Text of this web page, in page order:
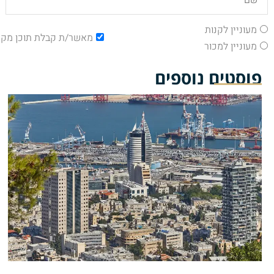
מעוניין לקנות
מעוניין למכור
מאשר/ת קבלת תוכן
פוסטים נוספים